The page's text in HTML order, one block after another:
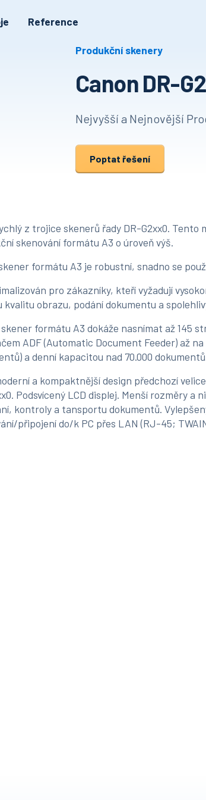
Reference
Produkční skenery
Canon DR-
Nejvyšší a Nejnovější
Poptat řešení
z trojice skenerů řady DR-G2xx0. Tento
skenování formátu A3 o úroveň výš.
formátu A3 je robustní, snadno se
pro zákazníky, kteří vyžadují
kvalitu obrazu, podání dokumentu a
formátu A3 dokáže nasnímat až 145
ADF (Automatic Document Feeder) až
a denní kapacitou nad 70.000
a kompaktnější design předchozí
Podsvícený LCD displej. Menší rozměry
kontroly a tansportu dokumentů.
připojení do/k PC přes LAN (RJ-45;